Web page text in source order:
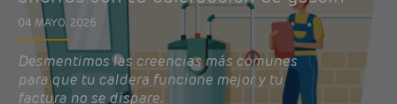
04 MAYO, 2026
Desmentimos las creencias más comunes
para que tu caldera funcione mejor y tu
factura no se dispare.